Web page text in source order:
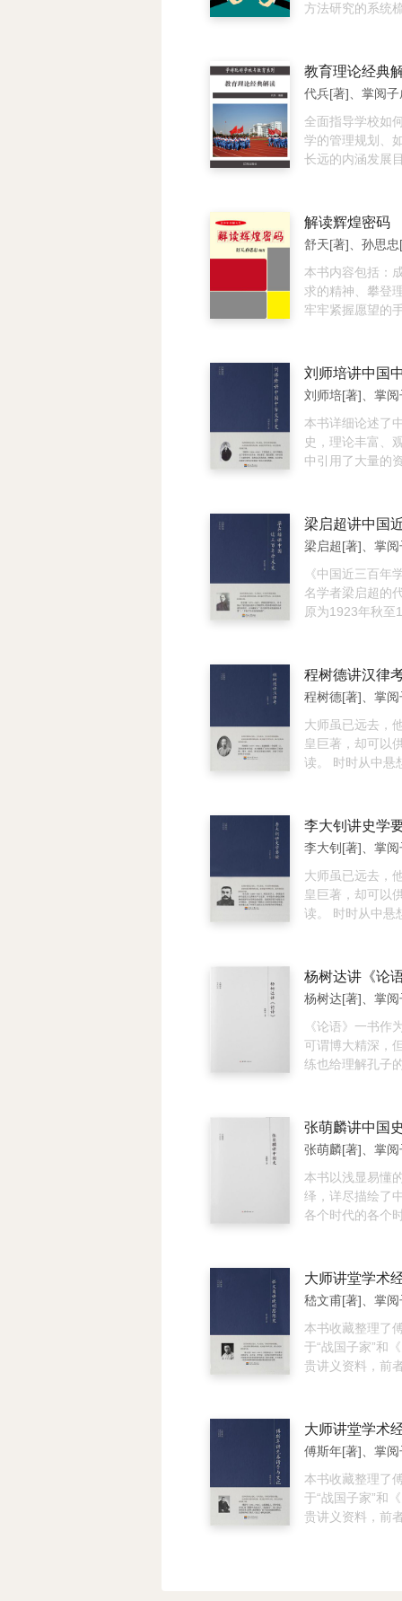
度的同时，也以
位至尊，却心境
忧下人谋逆、皇
充满孤独、忧惧
方法研究的系统
教育理论经典
代兵[著]、掌阅
全面指导学校如
学的管理规划、
长远的内涵发展
想和提升管理理
化管理的全过程
很强的系统性、
性和指导性，是
领导、教师，在
生、研究生、博
珍藏的最佳版本
解读辉煌密码
本书内容包括：
求的精神、攀登
牢牢紧握愿望的
过程、成功意味
奋斗是成功的起
就是胜利、奇迹
中、拓荒“金田”
坷走进阳光、成
承诺、成功就是
口号：不急不骄
成功官员的承诺
活”等。
刘师培讲中国
刘师培[著]、掌
本书详细论述了
史，理论丰富、
中引用了大量的
之后世的典范。
梁启超[著]、掌
《中国近三百年
名学者梁启超的
原为1923年秋至
义，成书后共分
程树德讲汉律
程树德[著]、掌
大师虽已远去，
皇巨著，却可以
读。 时时从中悬
备黄卷中，舍此
于此，我们从卷
大师著作当中，
了这一套“大师讲
书”，分辑印行，
原书初版多为繁
者不吝赐正。
李大钊讲史学
李大钊[著]、掌
大师虽已远去，
皇巨著，却可以
读。 时时从中悬
备黄卷中，舍此
大师著作当中，
了这一套“大师
书”，分辑印行，
原书初版多为繁
者不吝赐正。
杨树达讲《论
杨树达[著]、掌
《论语》一书作
可谓博大精深，
练也给理解孔子
言必有为而发，
证之，则成无的
此法殆与宋贤治
合，为治《论语
未有，可为治经
径。
张萌麟讲中国
张萌麟[著]、掌
本书以浅显易懂
绎，详尽描绘了
各个时代的各个
的唯一著作，但
养，通透又睿永
的撰写，在当时
材的一种读本，
就更为生动活泼
嵇文甫[著]、掌
本书收藏整理了
于“战国子家”和
贵讲义资料，前
河，两部分内容
学界所推崇。对
史篇目做了辑录
还精心编撰了傅
有很强的收藏性
傅斯年[著]、掌
本书收藏整理了
于“战国子家”和
贵讲义资料，前